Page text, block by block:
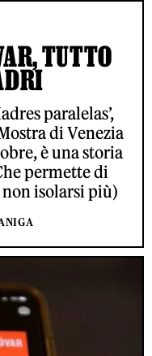
TUTTO
paralelas’,
di Venezia
è una storia
permette di
isolarsi più)